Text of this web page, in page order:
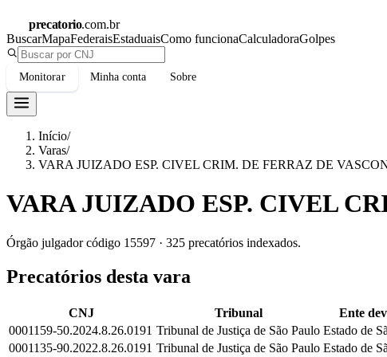
precatorio.com.br
BuscarMapaFederaisEstaduaisComo funcionaCalculadoraGolpes
Monitorar Minha conta Sobre
Início/
Varas/
VARA JUIZADO ESP. CIVEL CRIM. DE FERRAZ DE
VARA JUIZADO ESP. CIVEL
Órgão julgador código 15597 · 325 precatórios indexados.
Precatórios desta vara
CNJ Tribunal Ente
0001159-50.2024.8.26.0191 Tribunal de Justiça de São Paulo Estado de
0001135-90.2022.8.26.0191 Tribunal de Justiça de São Paulo Estado de